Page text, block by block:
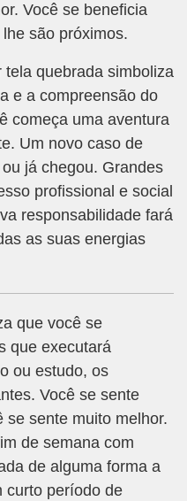
Você se beneficia
são próximos.
tela quebrada simboliza
e a compreensão do
começa uma aventura
Um novo caso de
já chegou. Grandes
profissional e social
responsabilidade fará
as suas energias
que você se
que executará
ou estudo, os
Você se sente
se sente muito melhor.
de semana com
de alguma forma a
curto período de